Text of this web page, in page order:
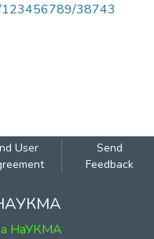
123456789/38743
User
Send
Feedback
НаУКМА